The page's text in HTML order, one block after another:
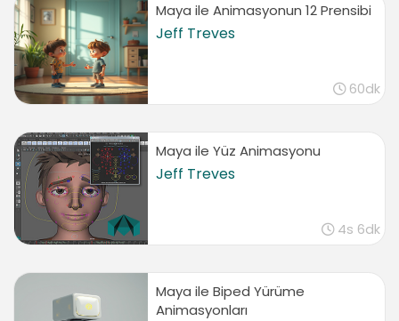
Maya ile Animasyonun 12 Prensibi
Jeff Treves
60dk
Maya ile Yüz Animasyonu
Jeff Treves
4s 6dk
Maya ile Biped Yürüme
Animasyonları